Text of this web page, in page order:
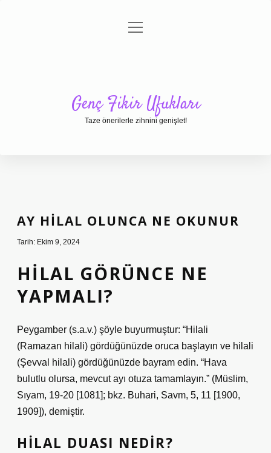
Gizlilik Politikası
menüyü
Genç Fikir Ufukları
Taze önerilerle zihnini genişlet!
AY HILAL OLUNCA NE OKUNUR
Tarih: Ekim 9, 2024
HILAL GÖRÜNCE NE
YAPMALI?
Peygamber (s.a.v.) şöyle buyurmuştur: “Hilali
(Ramazan hilali) gördüğünüzde oruca başlayın ve hilali
(Şevval hilali) gördüğünüzde bayram edin. “Hava
bulutlu olursa, mevcut ayı otuza tamamlayın.” (Müslim,
Sıyam, 19-20 [1081]; bkz. Buhari, Savm, 5, 11 [1900,
1909]), demiştir.
HILAL DUASI NEDIR?